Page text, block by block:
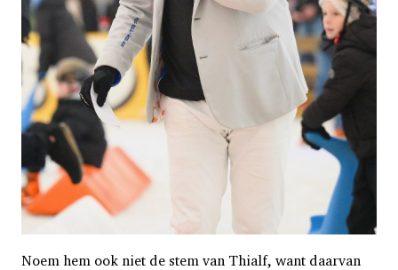
Noem hem ook niet de stem van Thialf, want daarvan